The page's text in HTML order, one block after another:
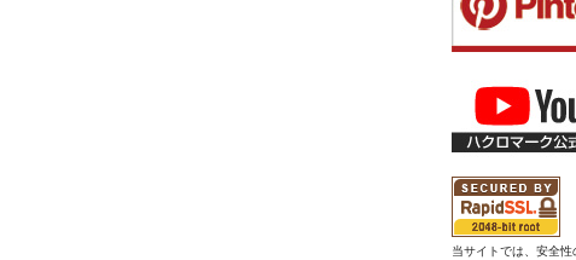
当サイトでは、安全